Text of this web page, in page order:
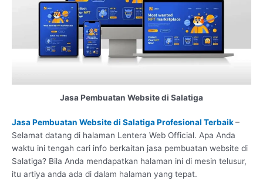
Jasa Pembuatan Website di Salatiga
Jasa Pembuatan Website di Salatiga Profesional Terbaik–
Selamat datang di halaman Lentera Web Official. Apa Anda
waktu ini tengah cari info berkaitan jasa pembuatan website di
Salatiga? Bila Anda mendapatkan halaman ini di mesin telusur,
itu artiya anda ada di dalam halaman yang tepat.